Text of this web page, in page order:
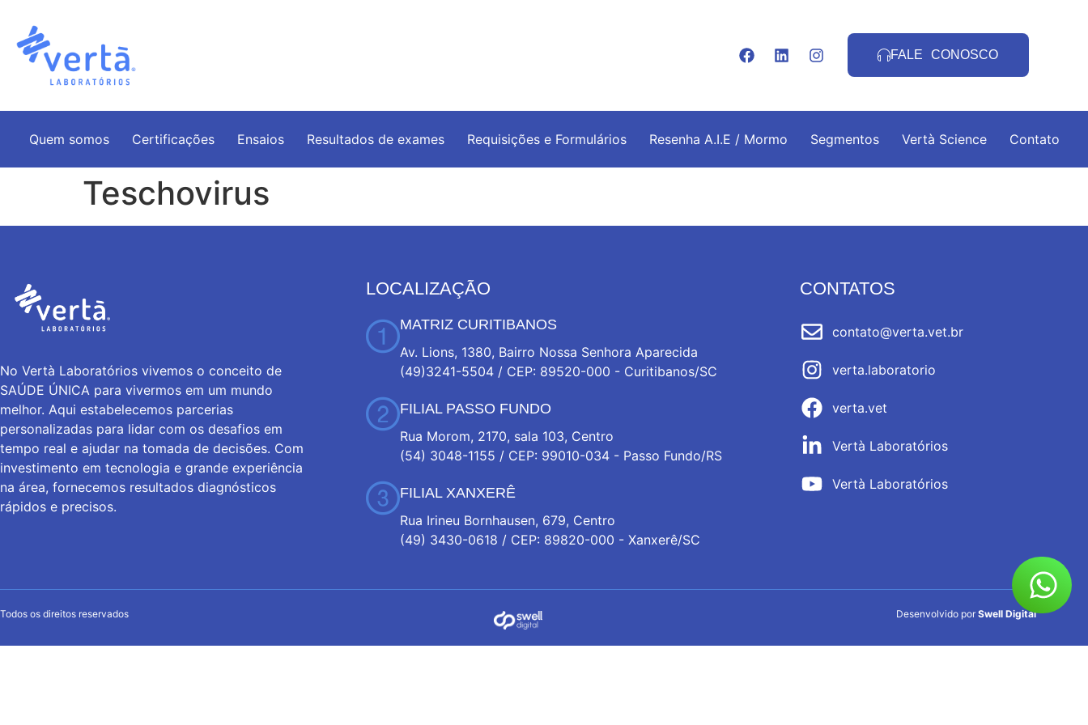
FALE CONOSCO
Quem somos Certificações Ensaios Resultados de exames Requisições e Formulários Resenha A.I.E / Mormo Segmentos Vertà Science Contato
Teschovirus
No Vertà Laboratórios vivemos o conceito de
SAÚDE ÚNICA para vivermos em um mundo
melhor. Aqui estabelecemos parcerias
personalizadas para lidar com os desafios em
tempo real e ajudar na tomada de decisões. Com
investimento em tecnologia e grande experiência
na área, fornecemos resultados diagnósticos
rápidos e precisos.
LOCALIZAÇÃO
MATRIZ CURITIBANOS
Av. Lions, 1380, Bairro Nossa Senhora Aparecida
(49)3241-5504 / CEP: 89520-000 - Curitibanos/SC
FILIAL PASSO FUNDO
Rua Morom, 2170, sala 103, Centro
(54) 3048-1155 / CEP: 99010-034 - Passo Fundo/RS
FILIAL XANXERÊ
Rua Irineu Bornhausen, 679, Centro
(49) 3430-0618 / CEP: 89820-000 - Xanxerê/SC
CONTATOS
contato@verta.vet.br
verta.laboratorio
verta.vet
Vertà Laboratórios
Vertà Laboratórios
Todos os direitos reservados Desenvolvido por Swell Digital